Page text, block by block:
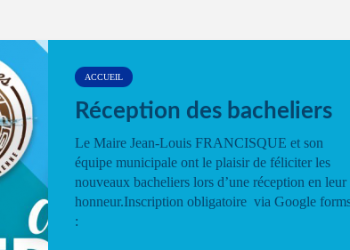
ACCUEIL
Réception des bacheliers
Le Maire Jean-Louis FRANCISQUE et son
équipe municipale ont le plaisir de féliciter les
nouveaux bacheliers lors d’une réception en leur
honneur.Inscription obligatoire via Google
: